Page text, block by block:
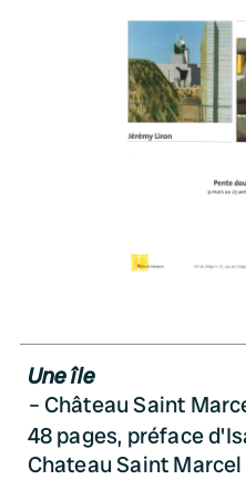
Une île
Château Saint
48 pages, préface
Chateau Saint